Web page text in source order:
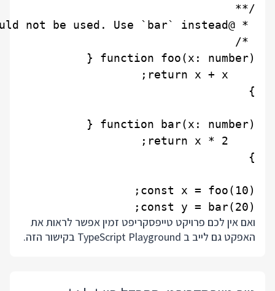
const y = bar(20);
ואם אין לכם פרויקט טייפסקריפט זמין אפשר לראות את
האפקט גם לייב ב TypeScript Playground
בקישור הזה.